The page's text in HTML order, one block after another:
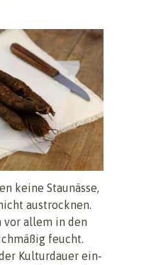
keine Staunässe,
austrocknen.
vor allem in den
feucht.
Kulturdauer ein-